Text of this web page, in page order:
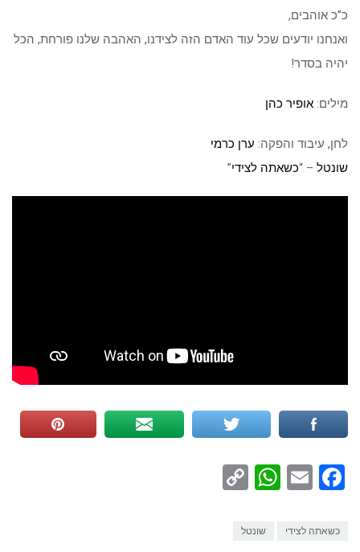
כ”כ אוהבים,
ואנחנו יודעים שכל עוד האדם הזה לצידנו, האהבה שלנו פורחת, הכל
יהיה בסדר!
מילים: אופיר כהן
לחן, עיבוד והפקה: ערן כרמי
שונטל – “כשאתה לצידי”
Facebook
Email
WhatsApp
כשאתה לצידי שונטל